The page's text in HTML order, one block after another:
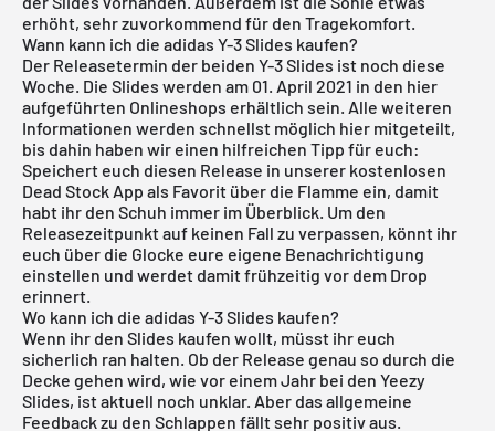
erhöht, sehr zuvorkommend für den Tragekomfort.
Wann kann ich die adidas Y-3 Slides kaufen?
Der Releasetermin der beiden Y-3 Slides ist noch diese
Woche. Die Slides werden am 01. April 2021 in den hier
aufgeführten Onlineshops erhältlich sein. Alle weiteren
Informationen werden schnellst möglich hier mitgeteilt,
bis dahin haben wir einen hilfreichen Tipp für euch:
Speichert euch diesen Release in unserer kostenlosen
Dead Stock App als Favorit über die Flamme ein, damit
habt ihr den Schuh immer im Überblick. Um den
Releasezeitpunkt auf keinen Fall zu verpassen, könnt ihr
euch über die Glocke eure eigene Benachrichtigung
einstellen und werdet damit frühzeitig vor dem Drop
erinnert.
Wo kann ich die adidas Y-3 Slides kaufen?
Wenn ihr den Slides kaufen wollt, müsst ihr euch
sicherlich ran halten. Ob der Release genau so durch die
Decke gehen wird, wie vor einem Jahr bei den Yeezy
Slides, ist aktuell noch unklar. Aber das allgemeine
Feedback zu den Schlappen fällt sehr positiv aus.